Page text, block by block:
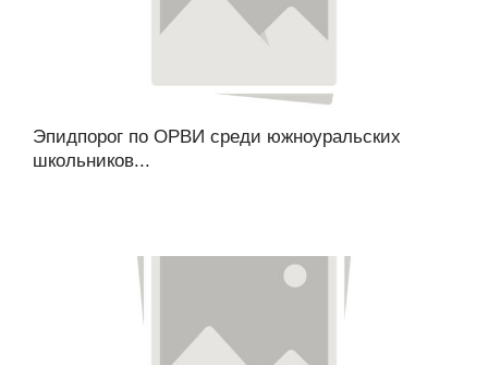
Эпидпорог по ОРВИ среди южноуральских
школьников...